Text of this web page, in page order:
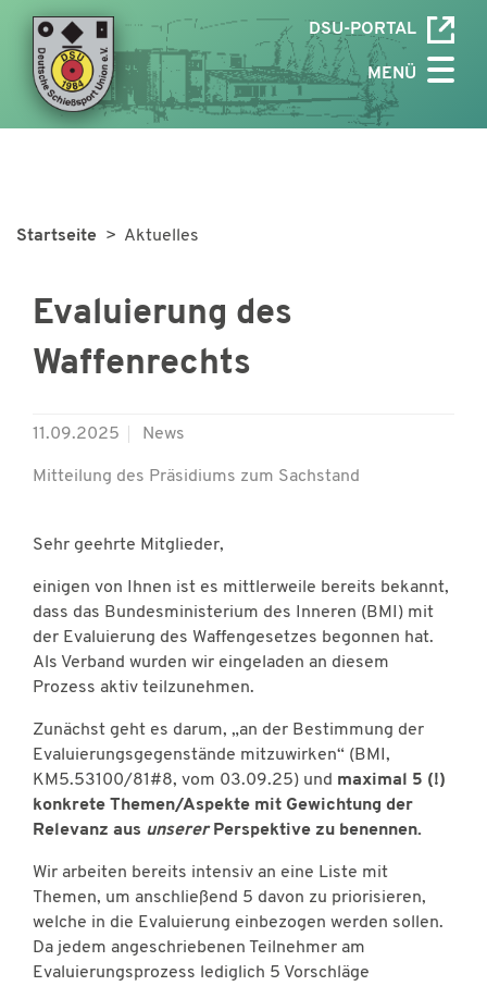
DSU-PORTAL
MENÜ
Startseite > Aktuelles
Evaluierung des
Waffenrechts
11.09.2025 News
Mitteilung des Präsidiums zum Sachstand
Sehr geehrte Mitglieder,
einigen von Ihnen ist es mittlerweile bereits bekannt,
dass das Bundesministerium des Inneren (BMI) mit
der Evaluierung des Waffengesetzes begonnen hat.
Als Verband wurden wir eingeladen an diesem
Prozess aktiv teilzunehmen.
Zunächst geht es darum, „an der Bestimmung der
Evaluierungsgegenstände mitzuwirken“ (BMI,
KM5.53100/81#8, vom 03.09.25) und maximal 5 (!)
konkrete Themen/Aspekte mit Gewichtung der
Relevanz aus unserer Perspektive zu benennen.
Wir arbeiten bereits intensiv an eine Liste mit
Themen, um anschließend 5 davon zu priorisieren,
welche in die Evaluierung einbezogen werden sollen.
Da jedem angeschriebenen Teilnehmer am
Evaluierungsprozess lediglich 5 Vorschläge